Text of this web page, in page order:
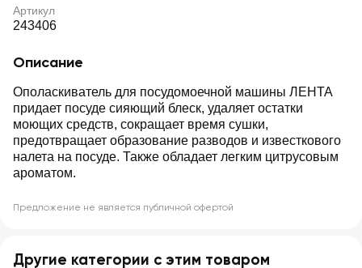
Артикул
243406
Описание
Ополаскиватель для посудомоечной машины ЛЕНТА
придает посуде сияющий блеск, удаляет остатки
моющих средств, сокращает время сушки,
предотвращает образование разводов и известкового
налета на посуде. Также обладает легким цитрусовым
ароматом.
Предложение не является публичной офертой
Другие категории с этим товаром